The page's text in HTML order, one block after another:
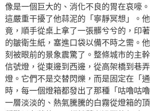
像是一個巨大的、消化不良的胃在哀嚎
這嚴重干擾了他蒜泥的「寧靜冥想」。
竟，順手從桌上拿了一張髒兮兮的，印
的皺衛生紙，塞進口袋以備不時之需。
刻被眼前的景象震驚了。整條城市的主
信號燈，從東邊到西邊，從高架橋到巷
燈。它們不是交替閃爍，而是固定在「
時，每一個燈箱都發出了那種「咕嚕咕
一層淡淡的、熱氣騰騰的白霧從燈箱的